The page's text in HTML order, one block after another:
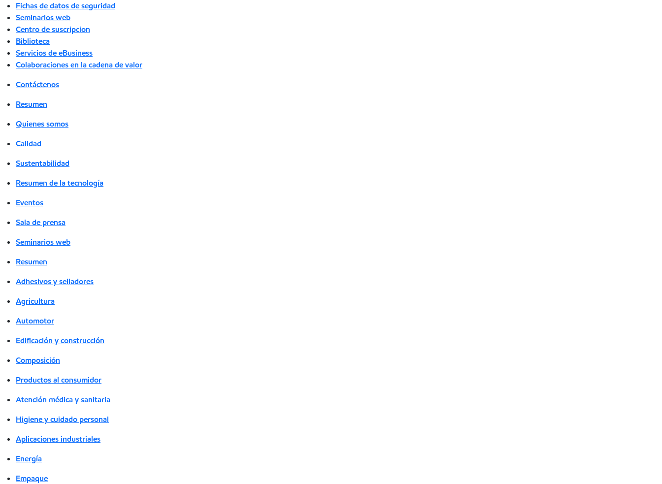
Fichas de datos de seguridad
Seminarios web
Centro de suscripcion
Biblioteca
Servicios de eBusiness
Colaboraciones en la cadena de valor
Contáctenos
Resumen
Quienes somos
Calidad
Sustentabilidad
Resumen de la tecnología
Eventos
Sala de prensa
Seminarios web
Resumen
Adhesivos y selladores
Agricultura
Automotor
Edificación y construcción
Composición
Productos al consumidor
Atención médica y sanitaria
Higiene y cuidado personal
Aplicaciones industriales
Energía
Empaque